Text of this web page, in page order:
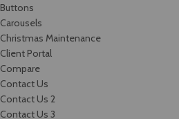
Buttons
Carousels
Christmas Maintenance
Client Portal
Compare
Contact Us
Contact Us 2
Contact Us 3